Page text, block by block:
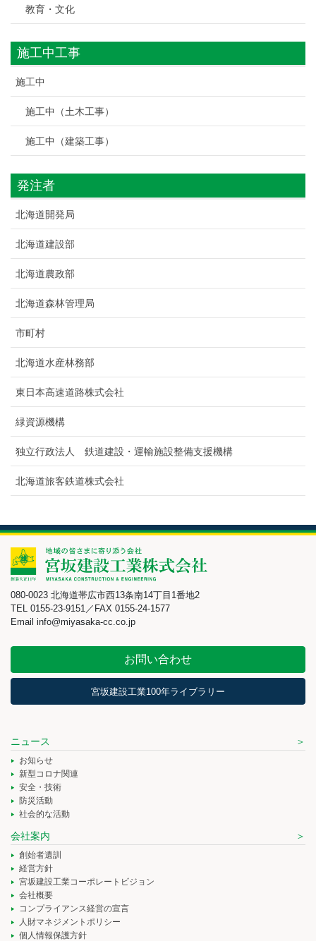
教育・文化
施工中工事
施工中
施工中（土木工事）
施工中（建築工事）
発注者
北海道開発局
北海道建設部
北海道農政部
北海道森林管理局
市町村
北海道水産林務部
東日本高速道路株式会社
緑資源機構
独立行政法人 鉄道建設・運輸施設整備支援機構
北海道旅客鉄道株式会社
080-0023 北海道帯広市西13条南14丁目1番地2
TEL 0155-23-9151／FAX 0155-24-1577
Email info@miyasaka-cc.co.jp
お問い合わせ
宮坂建設工業100年ライブラリー
ニュース
お知らせ
新型コロナ関連
安全・技術
防災活動
社会的な活動
会社案内
創始者遺訓
経営方針
宮坂建設工業コーポレートビジョン
会社概要
コンプライアンス経営の宣言
人財マネジメントポリシー
個人情報保護方針